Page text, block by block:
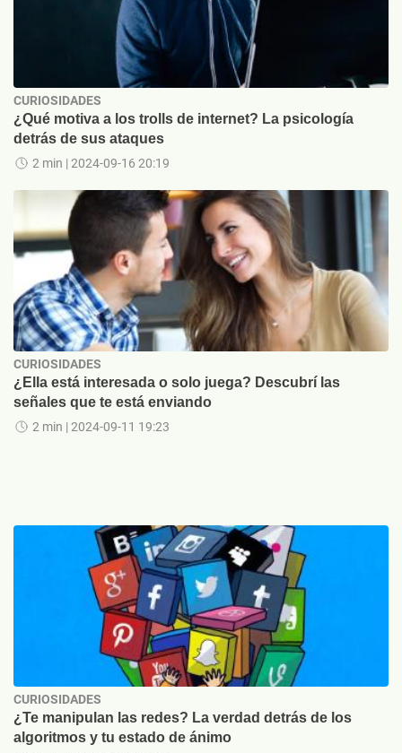
CURIOSIDADES
¿Qué motiva a los trolls de internet? La psicología
detrás de sus ataques
2 min | 2024-09-16 20:19
CURIOSIDADES
¿Ella está interesada o solo juega? Descubrí las
señales que te está enviando
2 min | 2024-09-11 19:23
CURIOSIDADES
¿Te manipulan las redes? La verdad detrás de los
algoritmos y tu estado de ánimo